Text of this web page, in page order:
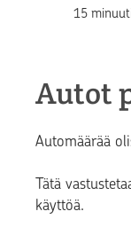
15
Autot
Automäärää
Tätä
käyttöä.